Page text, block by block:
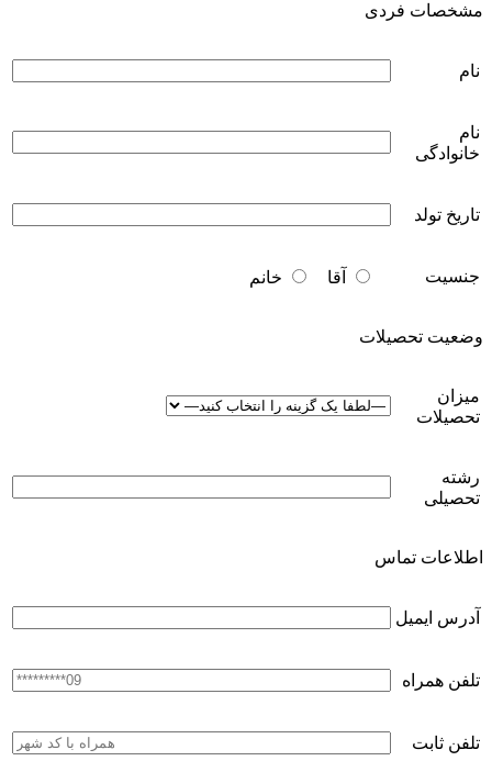
مشخصات فردی
نام
نام
خانوادگی
تاریخ تولد
جنسیت آقا خانم
وضعیت تحصیلات
میزان
تحصیلات
رشته
تحصیلی
اطلاعات تماس
آدرس ایمیل
تلفن همراه
تلفن ثابت